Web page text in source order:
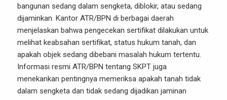
bangunan sedang dalam sengketa, diblokir, atau sedang
dijaminkan. Kantor ATR/BPN di berbagai daerah
menjelaskan bahwa pengecekan sertifikat dilakukan untuk
melihat keabsahan sertifikat, status hukum tanah, dan
apakah objek sedang dibebani masalah hukum tertentu.
Informasi resmi ATR/BPN tentang SKPT juga
menekankan pentingnya memeriksa apakah tanah tidak
dalam sengketa dan tidak sedang dijadikan jaminan